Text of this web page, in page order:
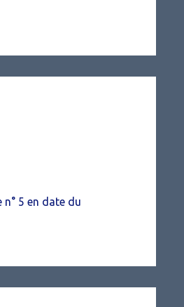
n° 5 en date du